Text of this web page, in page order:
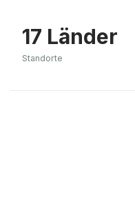
17 Länder
Standorte